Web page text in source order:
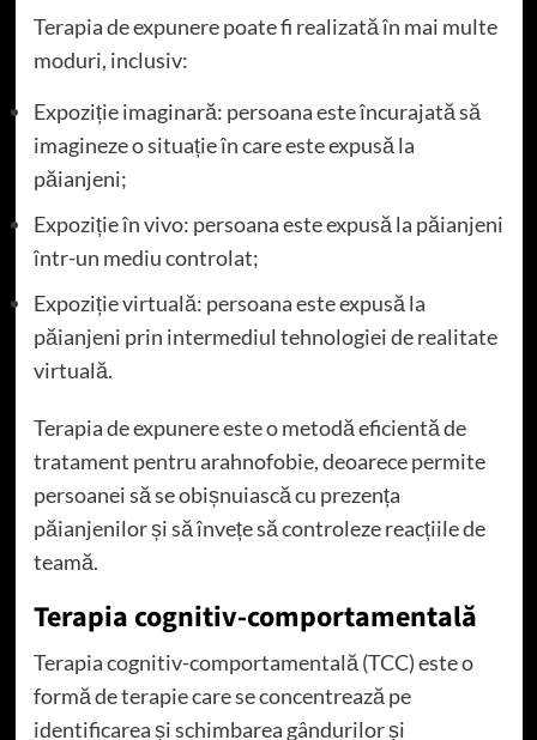
Terapia de expunere poate fi realizată în mai multe
moduri, inclusiv:
Expoziție imaginară: persoana este încurajată să
imagineze o situație în care este expusă la
păianjeni;
Expoziție în vivo: persoana este expusă la păianjeni
într-un mediu controlat;
Expoziție virtuală: persoana este expusă la
păianjeni prin intermediul tehnologiei de realitate
virtuală.
Terapia de expunere este o metodă eficientă de
tratament pentru arahnofobie, deoarece permite
persoanei să se obișnuiască cu prezența
păianjenilor și să învețe să controleze reacțiile de
teamă.
Terapia cognitiv-comportamentală
Terapia cognitiv-comportamentală (TCC) este o
formă de terapie care se concentrează pe
identificarea și schimbarea gândurilor și